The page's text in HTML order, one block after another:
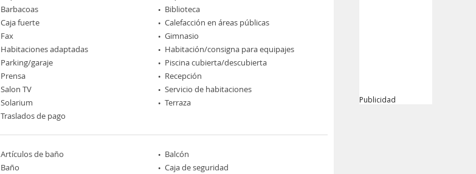
Barbacoas
Biblioteca
Caja fuerte
Calefacción en áreas públicas
Fax
Gimnasio
Habitaciones adaptadas
Habitación/consigna para equipajes
Parking/garaje
Piscina cubierta/descubierta
Prensa
Recepción
Salon TV
Servicio de habitaciones
Solarium
Terraza
Traslados de pago
Artículos de baño
Balcón
Baño
Caja de seguridad
Publicidad